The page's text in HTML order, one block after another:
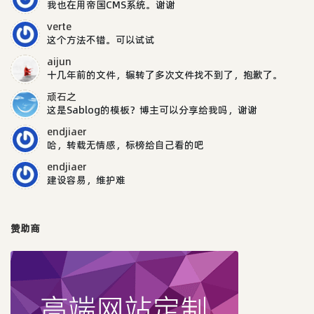
我也在用帝国CMS系统。谢谢
verte
这个方法不错。可以试试
aijun
十几年前的文件，辗转了多次文件找不到了，抱歉了。
顽石之
这是Sablog的模板？博主可以分享给我吗，谢谢
endjiaer
哈，转载无情感，标榜给自己看的吧
endjiaer
建设容易，维护难
赞助商